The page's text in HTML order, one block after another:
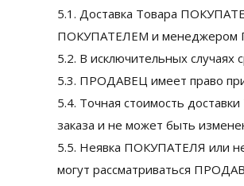
5.1. Доставка Товара
ПОКУПАТЕЛЕМ и менеджером
5.2. В исключительных
5.3. ПРОДАВЕЦ имеет право
5.4. Точная стоимость
заказа и не может быть
5.5. Неявка ПОКУПАТЕЛЯ или
могут рассматриваться